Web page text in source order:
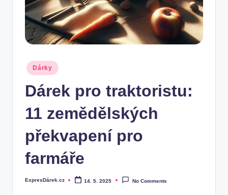
Posted
in
Dárky
Dárek pro traktoristu:
11 zemědělských
překvapení pro
farmáře
Posted
ExpresDárek.cz 14. 5. 2025 No Comments